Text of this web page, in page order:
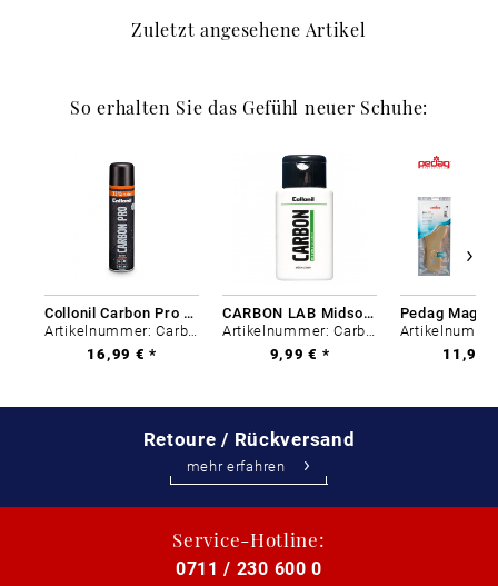
Zuletzt angesehene Artikel
So erhalten Sie das Gefühl neuer Schuhe:
Collonil Carbon Pro 400 ml
Artikelnummer: Carbon-0
16,99 € *
CARBON LAB Midsole Cleaner
Artikelnummer: Carbon-0
9,99 € *
11,99
Retoure / Rückversand
mehr erfahren
Service-Hotline:
0711 / 230 600 0